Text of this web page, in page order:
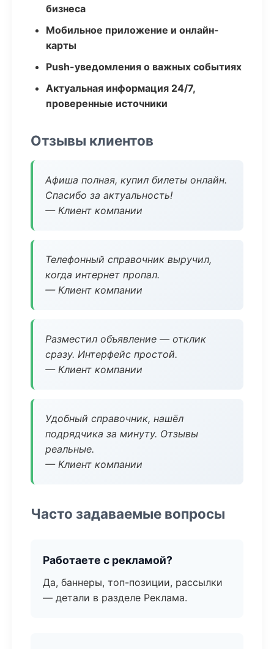
бизнеса
Мобильное приложение и онлайн-
карты
Push-уведомления о важных событиях
Актуальная информация 24/7,
проверенные источники
Отзывы клиентов
Афиша полная, купил билеты онлайн.
Спасибо за актуальность!
— Клиент компании
Телефонный справочник выручил,
когда интернет пропал.
— Клиент компании
Разместил объявление — отклик
сразу. Интерфейс простой.
— Клиент компании
Удобный справочник, нашёл
подрядчика за минуту. Отзывы
реальные.
— Клиент компании
Часто задаваемые вопросы
Работаете с рекламой?
Да, баннеры, топ-позиции, рассылки
— детали в разделе Реклама.